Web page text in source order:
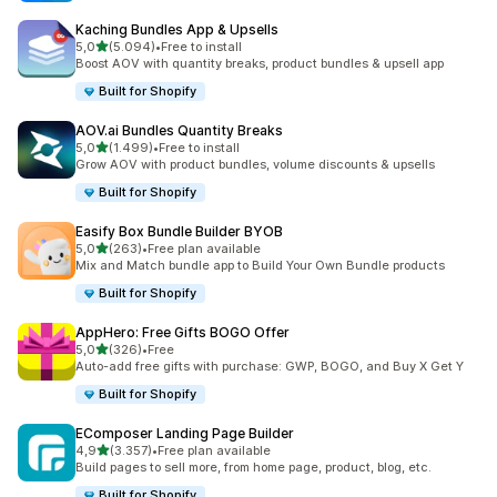
Kaching Bundles App & Upsells
5,0de 5 estrelas
(5.094)
5094 total de avaliações
•Free to install
Boost AOV with quantity breaks, product bundles & upsell app
Built for Shopify
AOV.ai Bundles Quantity Breaks
5,0de 5 estrelas
(1.499)
1499 total de avaliações
•Free to install
Grow AOV with product bundles, volume discounts & upsells
Built for Shopify
Easify Box Bundle Builder BYOB
5,0de 5 estrelas
(263)
263 total de avaliações
•Free plan available
Mix and Match bundle app to Build Your Own Bundle products
Built for Shopify
AppHero: Free Gifts BOGO Offer
5,0de 5 estrelas
(326)
326 total de avaliações
•Free
Auto-add free gifts with purchase: GWP, BOGO, and Buy X Get Y
Built for Shopify
EComposer Landing Page Builder
4,9de 5 estrelas
(3.357)
3357 total de avaliações
•Free plan available
Build pages to sell more, from home page, product, blog, etc.